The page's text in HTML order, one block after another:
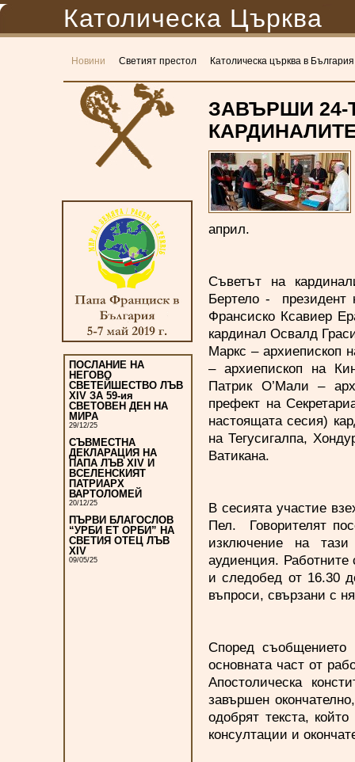
Католическа Църква
Новини Светият престол Католическа църква в България
ПОСЛАНИЕ НА
НЕГОВО
СВЕТЕЙШЕСТВО ЛЪВ
XIV ЗА 59-ия
СВЕТОВЕН ДЕН НА
МИРА
29/12/25
СЪВМЕСТНА
ДЕКЛАРАЦИЯ НА
ПАПА ЛЪВ XIV И
ВСЕЛЕНСКИЯТ
ПАТРИАРХ
ВАРТОЛОМЕЙ
20/12/25
ПЪРВИ БЛАГОСЛОВ
“УРБИ ЕТ ОРБИ” НА
СВЕТИЯ ОТЕЦ ЛЪВ
XIV
09/05/25
ЗАВЪРШИ
април.
Съветът на
Бертело - президент
Франсиско Ксавиер
кардинал Освалд
Маркс – архиепископ
– архиепископ на
Патрик О’Мали –
префект на
настоящата сесия)
на Тегусигалпа,
Ватикана.
В сесията участие
Пел. Говорителят
изключение на
аудиенция.
и следобед от 16.30
въпроси, свързани с
Според съобщението
основната част от
Апостолическа
завършен
одобрят текста,
консултации и